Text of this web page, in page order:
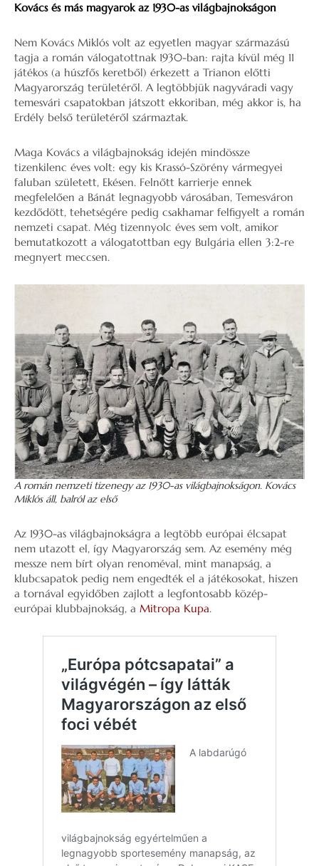
Kovács és más magyarok az 1930-as világbajnokságon
Nem Kovács Miklós volt az egyetlen magyar származású
tagja a román válogatottnak 1930-ban: rajta kívül még 11
játékos (a húszfős keretből) érkezett a Trianon előtti
Magyarország területéről. A legtöbbjük nagyváradi vagy
temesvári csapatokban játszott ekkoriban, még akkor is, ha
Erdély belső területéről származtak.
Maga Kovács a világbajnokság idején mindössze
tizenkilenc éves volt: egy kis Krassó-Szörény vármegyei
faluban született, Ekésen. Felnőtt karrierje ennek
megfelelően a Bánát legnagyobb városában, Temesváron
kezdődött, tehetségére pedig csakhamar felfigyelt a román
nemzeti csapat. Még tizennyolc éves sem volt, amikor
bemutatkozott a válogatottban egy Bulgária ellen 3:2-re
megnyert meccsen.
A román nemzeti tizenegy az 1930-as világbajnokságon. Kovács
Miklós áll, balról az első
Az 1930-as világbajnokságra a legtöbb európai élcsapat
nem utazott el, így Magyarország sem. Az esemény még
messze nem bírt olyan renoméval, mint manapság, a
klubcsapatok pedig nem engedték el a játékosokat, hiszen
a tornával egyidőben zajlott a legfontosabb közép-
európai klubbajnokság, a Mitropa Kupa.